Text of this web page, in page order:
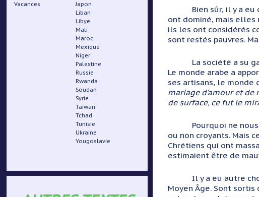
Vacances
Japon
Liban
Libye
Mali
Maroc
Mexique
Niger
Palestine
Russie
Rwanda
Soudan
Syrie
Taïwan
Tchad
Tunisie
Ukraine
Yougoslavie
Bien sûr, il y a
ont dominé, mais elles
ils les ont considérés
sont restés pauvres.
La société a su
Le monde arabe a
ses artisans, le monde
mariage d’amour et
de surface, ce fut le
Pourquoi ne
ou non croyants. Mais
Chrétiens qui ont
estimaient être de
Il y a eu autre
Moyen Âge. Sont